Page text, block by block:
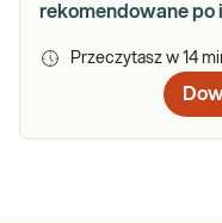
rekomendowane po
Przeczytasz w 14